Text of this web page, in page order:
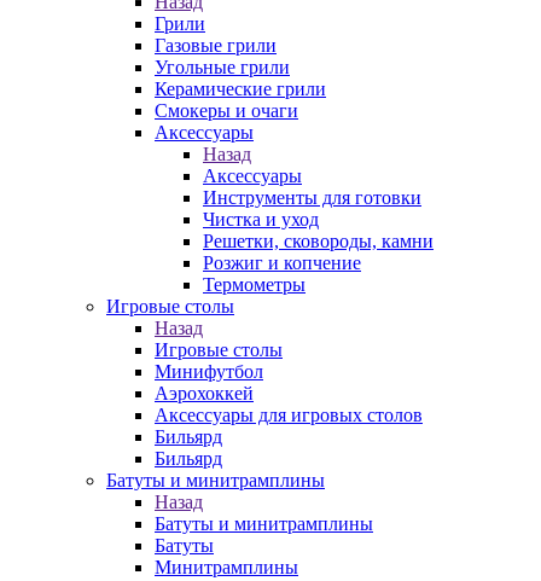
Грили
Газовые грили
Угольные грили
Керамические грили
Смокеры и очаги
Аксессуары
Назад
Аксессуары
Инструменты для готовки
Чистка и уход
Решетки, сковороды, камни
Розжиг и копчение
Термометры
Игровые столы
Назад
Игровые столы
Минифутбол
Аэрохоккей
Аксессуары для игровых столов
Бильяpд
Бильяpд
Батуты и минитрамплины
Назад
Батуты и минитрамплины
Батуты
Минитрамплины